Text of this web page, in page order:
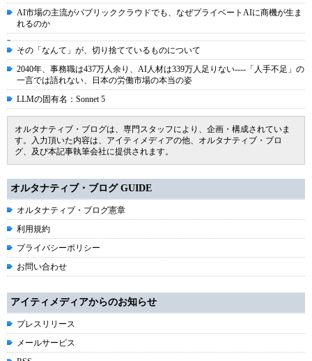
AI市場の主流がパブリッククラウドでも、なぜプライベートAIに商機が生ま
れるのか
その「なんて」が、切り捨てているものについて
2040年、事務職は437万人余り、AI人材は339万人足りない----「人手不足」の
一言では語れない、日本の労働市場の本当の姿
LLMの固有名：Sonnet 5
オルタナティブ・ブログは、専門スタッフにより、企画・構成されていま
す。入力頂いた内容は、アイティメディアの他、オルタナティブ・ブロ
グ、及び本記事執筆会社に提供されます。
オルタナティブ・ブログ GUIDE
オルタナティブ・ブログ憲章
利用規約
プライバシーポリシー
お問い合わせ
アイティメディアからのお知らせ
プレスリリース
メールサービス